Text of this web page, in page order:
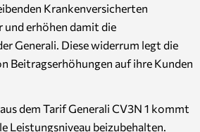
Krankenversicherten
erhöhen damit die
Generali. Diese widerrum legt die
Beitragserhöhungen auf ihre Kunden
dem Tarif Generali CV3N 1 kommt
Leistungsniveau beizubehalten.